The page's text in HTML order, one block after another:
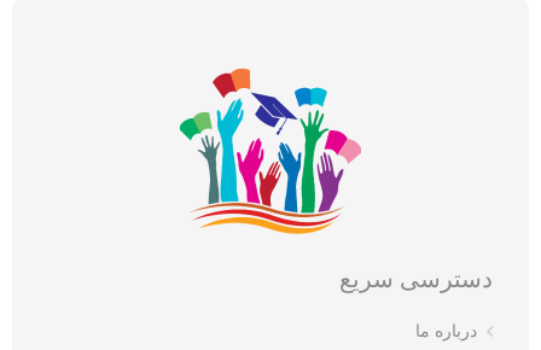
دسترسی سریع
درباره ما